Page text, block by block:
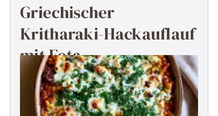
Griechischer
Kritharaki-Hackauflauf
mit Feta